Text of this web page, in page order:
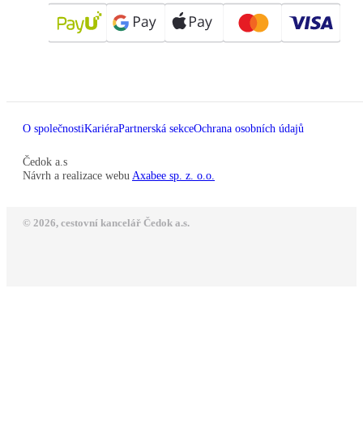
O společnostiKariéraPartnerská sekceOchrana osobních údajů
Čedok a.s
Návrh a realizace webu Axabee sp. z. o.o.
© 2026, cestovní kancelář Čedok a.s.